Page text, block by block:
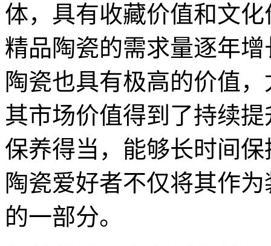
体，具有收藏价值和文
精品陶瓷的需求量逐年
陶瓷也具有极高的价值
其市场价值得到了持续
保养得当，能够长时间
陶瓷爱好者不仅将其作
的一部分。